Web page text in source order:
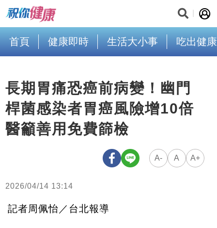
首頁 健康即時 生活大小事 吃出健康
長期胃痛恐癌前病變！幽門
桿菌感染者胃癌風險增10倍
醫籲善用免費篩檢
A- A A+
2026/04/14 13:14
記者周佩怡／台北報導